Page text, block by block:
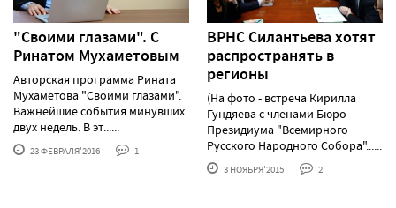
"Своими глазами". С
Ринатом Мухаметовым
Авторская программа Рината
Мухаметова "Своими глазами".
Важнейшие события минувших
двух недель. В эт......
23 ФЕВРАЛЯ'2016 1
ВРНC Силантьева хотят
распространять в
регионы
(На фото - встреча Кирилла
Гундяева с членами Бюро
Президиума "Всемирного
Русского Народного Собора"......
3 НОЯБРЯ'2015 2